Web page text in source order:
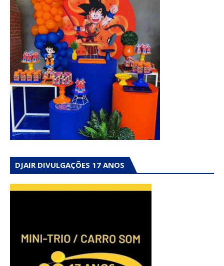
DJAIR DIVULGAÇÕES 17 ANOS